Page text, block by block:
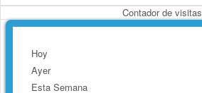
Contador de visitas
Hoy
Ayer
Esta Semana